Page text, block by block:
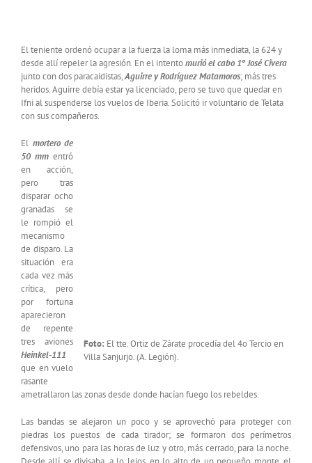
El teniente ordenó ocupar a la fuerza la loma más inmediata, la 624 y
desde allí repeler la agresión. En el intentomurió el cabo 1º José Civera
junto con dos paracaidistas,Aguirre y Rodríguez Matamoros; más tres
heridos. Aguirre debía estar ya licenciado, pero se tuvo que quedar en
Ifni al suspenderse los vuelos de Iberia. Solicitó ir voluntario de Telata
con sus compañeros.
Foto: El tte. Ortiz de Zárate procedía del 4o Tercio en
Villa Sanjurjo. (A. Legión).
El mortero de
50 mm entró
en acción,
pero tras
disparar ocho
granadas se
le rompió el
mecanismo
de disparo. La
situación era
cada vez más
crítica, pero
por fortuna
aparecieron
de repente
tres aviones
Heinkel-111
que en vuelo
rasante
ametrallaron las zonas desde donde hacían fuego los rebeldes.
Las bandas se alejaron un poco y se aprovechó para proteger con
piedras los puestos de cada tirador; se formaron dos perímetros
defensivos, uno para las horas de luz y otro, más cerrado, para la noche.